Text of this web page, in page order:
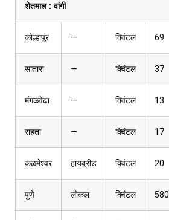
शेतमाल :वांगी
कोल्हापूर — क्विंटल 69
सातारा — क्विंटल 37
मंगळवेढा — क्विंटल 13
राहता — क्विंटल 17
कळमेश्वर हायब्रीड क्विंटल 20
पुणे लोकल क्विंटल 580